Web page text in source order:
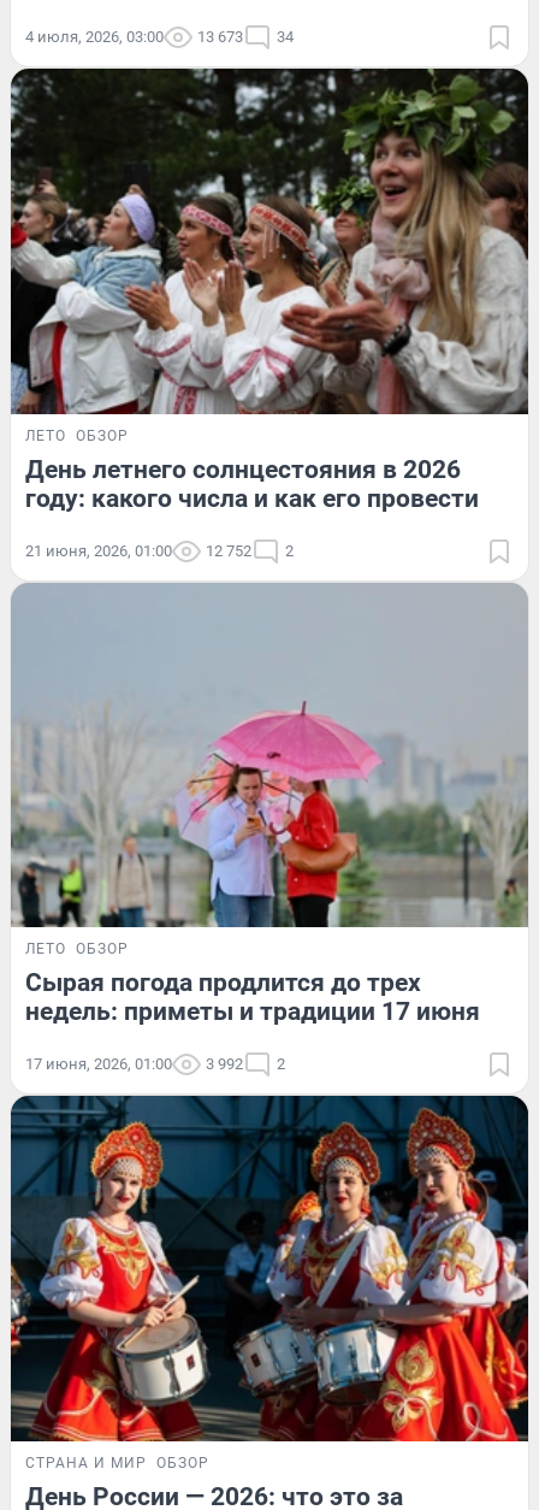
4 июля, 2026, 03:00 13 673 34
ЛЕТО ОБЗОР
День летнего солнцестояния в 2026
году: какого числа и как его провести
21 июня, 2026, 01:00 12 752 2
ЛЕТО ОБЗОР
Сырая погода продлится до трех
недель: приметы и традиции 17 июня
17 июня, 2026, 01:00 3 992 2
СТРАНА И МИР ОБЗОР
День России — 2026: что это за